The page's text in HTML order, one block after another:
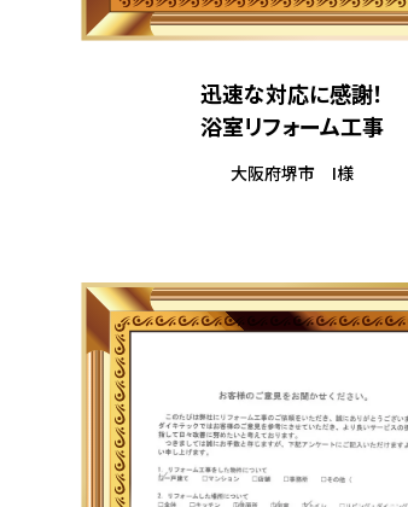
迅速な対応に感謝！
浴室リフォーム工事
大阪府堺市 I様